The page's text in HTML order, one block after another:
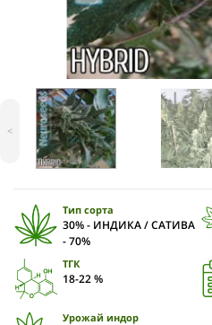
<
Тип сорта
30% - ИНДИКА / САТИВА
- 70%
ТГК
18-22 %
Урожай индор